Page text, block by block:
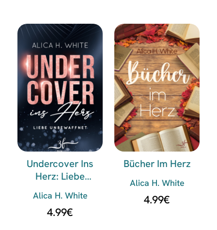
Undercover Ins
Herz: Liebe
Alica H. White
4.99€
Bücher Im Herz
Alica H. White
4.99€